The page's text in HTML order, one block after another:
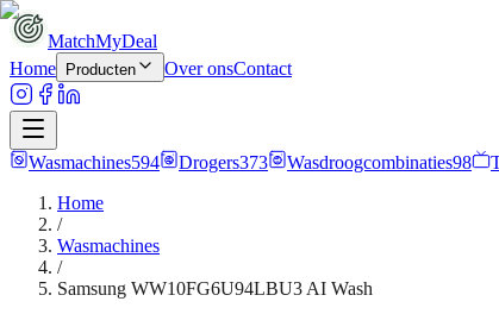
MatchMyDeal
Home
Producten Over onsContact
Wasmachines594 Drogers373 Wasdroogcombinaties98
Home
/
Wasmachines
/
Samsung WW10FG6U94LBU3 AI Wash